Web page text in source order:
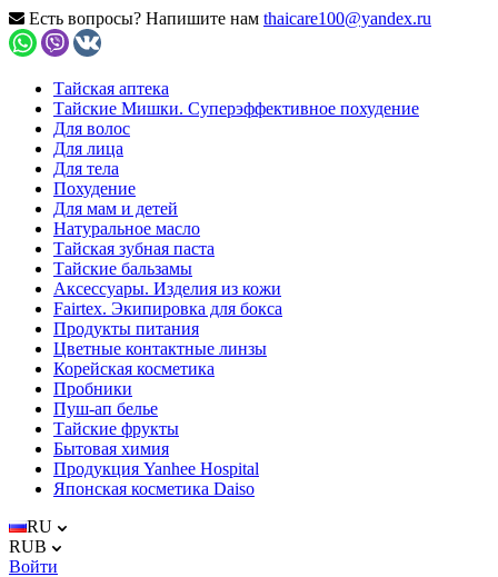
Есть вопросы? Напишите нам thaicare100@yandex.ru
Тайская аптека
Тайские Мишки. Суперэффективное похудение
Для волос
Для лица
Для тела
Похудение
Для мам и детей
Натуральное масло
Тайская зубная паста
Тайские бальзамы
Аксессуары. Изделия из кожи
Fairtex. Экипировка для бокса
Продукты питания
Цветные контактные линзы
Корейская косметика
Пробники
Пуш-ап белье
Тайские фрукты
Бытовая химия
Продукция Yanhee Hospital
Японская косметика Daiso
RU
RUB
Войти